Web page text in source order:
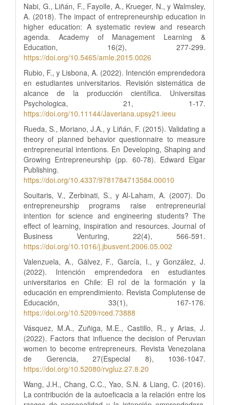
Nabi, G., Liñán, F., Fayolle, A., Krueger, N., y Walmsley,
A. (2018). The impact of entrepreneurship education in
higher education: A systematic review and research
agenda. Academy of Management Learning &
Education, 16(2), 277-299.
https://doi.org/10.5465/amle.2015.0026
Rubio, F., y Lisbona, A. (2022). Intención emprendedora
en estudiantes universitarios. Revisión sistemática de
alcance de la producción científica. Universitas
Psychologica, 21, 1-17.
https://doi.org/10.11144/Javeriana.upsy21.ieeu
Rueda, S., Moriano, J.A., y Liñán, F. (2015). Validating a
theory of planned behavior questionnaire to measure
entrepreneurial intentions. En Developing, Shaping and
Growing Entrepreneurship (pp. 60-78). Edward Elgar
Publishing.
https://doi.org/10.4337/9781784713584.00010
Souitaris, V., Zerbinati, S., y Al-Laham, A. (2007). Do
entrepreneurship programs raise entrepreneurial
intention for science and engineering students? The
effect of learning, inspiration and resources. Journal of
Business Venturing, 22(4), 566-591.
https://doi.org/10.1016/j.jbusvent.2006.05.002
Valenzuela, A., Gálvez, F., García, I., y González, J.
(2022). Intención emprendedora en estudiantes
universitarios en Chile: El rol de la formación y la
educación en emprendimiento. Revista Complutense de
Educación, 33(1), 167-176.
https://doi.org/10.5209/rced.73888
Vásquez, M.A., Zuñiga, M.E., Castillo, R., y Arias, J.
(2022). Factors that influence the decision of Peruvian
women to become entrepreneurs. Revista Venezolana
de Gerencia, 27(Especial 8), 1036-1047.
https://doi.org/10.52080/rvgluz.27.8.20
Wang, J.H., Chang, C.C., Yao, S.N. & Liang, C. (2016).
La contribución de la autoeficacia a la relación entre los